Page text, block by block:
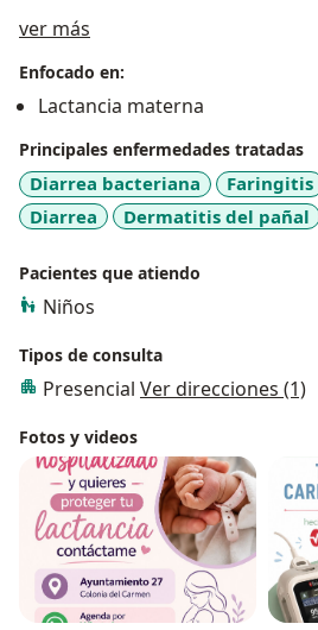
ver más
Enfocado en:
Lactancia materna
Principales enfermedades tratadas
Diarrea bacteriana Faringitis
Diarrea
Dermatitis del pañal
Pacientes que atiendo
Niños
Tipos de consulta
Presencial Ver direcciones (1)
Fotos y videos